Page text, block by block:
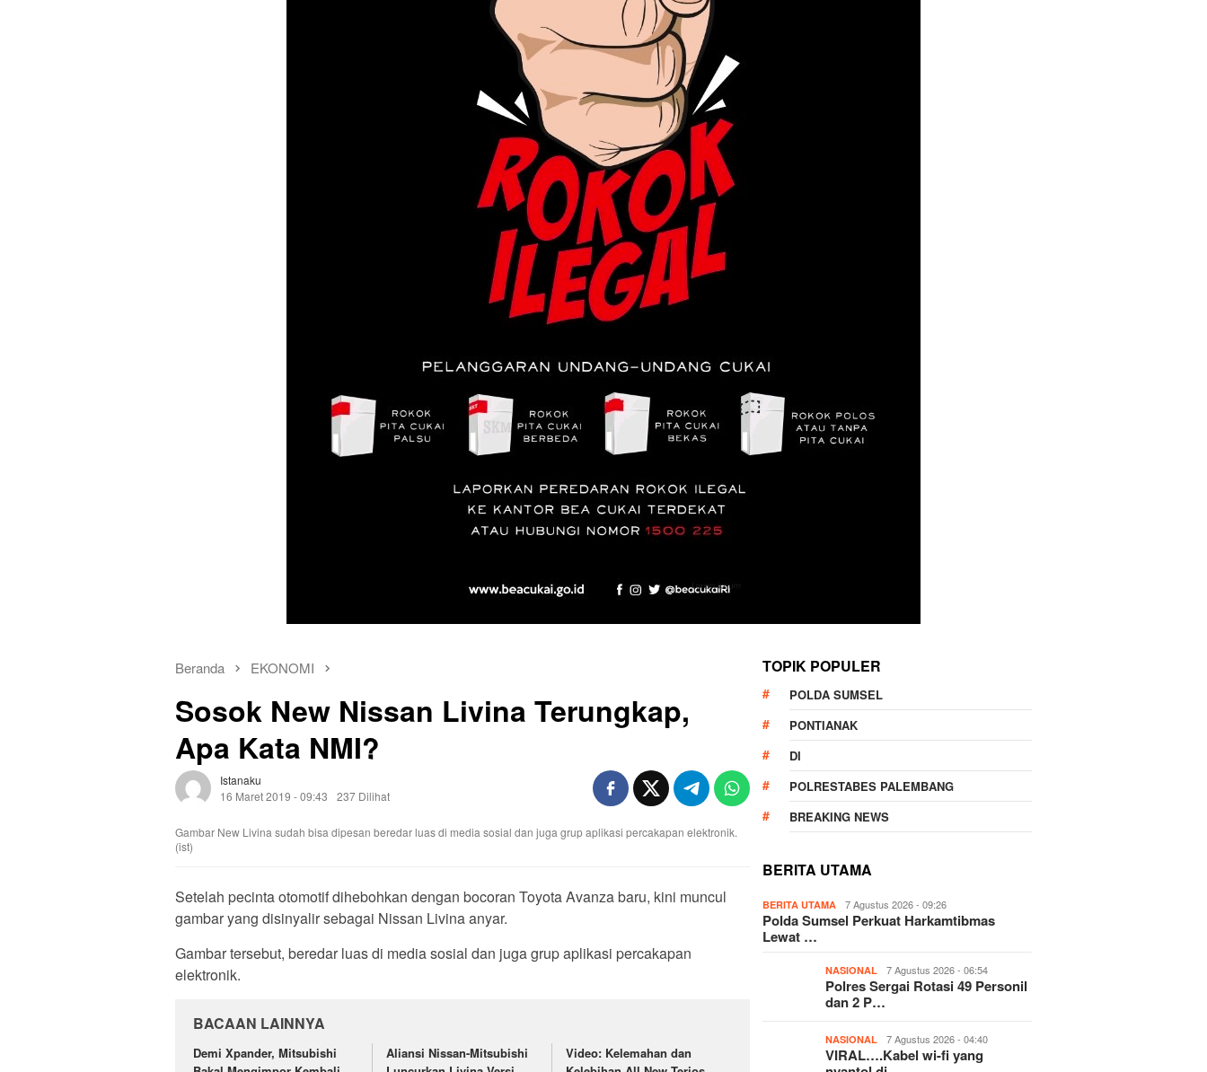
Beranda EKONOMI
Sosok New Nissan Livina Terungkap,
Apa Kata NMI?
Istanaku
16 Maret 2019 - 09:43
237 Dilihat
Gambar New Livina sudah bisa dipesan beredar luas di media sosial dan juga grup aplikasi percakapan elektronik.
(ist)
Setelah pecinta otomotif dihebohkan dengan bocoran Toyota Avanza baru, kini muncul
gambar yang disinyalir sebagai Nissan Livina anyar.
Gambar tersebut, beredar luas di media sosial dan juga grup aplikasi percakapan
elektronik.
BACAAN LAINNYA
Demi Xpander, Mitsubishi
Aliansi Nissan-Mitsubishi
Video: Kelemahan dan
TOPIK POPULER
POLDA SUMSEL
PONTIANAK
DI
POLRESTABES PALEMBANG
BREAKING NEWS
BERITA UTAMA
BERITA UTAMA 7 Agustus 2026 - 09:26
Polda Sumsel Perkuat Harkamtibmas
Lewat …
NASIONAL 7 Agustus 2026 - 06:54
Polres Sergai Rotasi 49 Personil
dan 2 P…
NASIONAL 7 Agustus 2026 - 04:40
VIRAL….Kabel wi-fi yang